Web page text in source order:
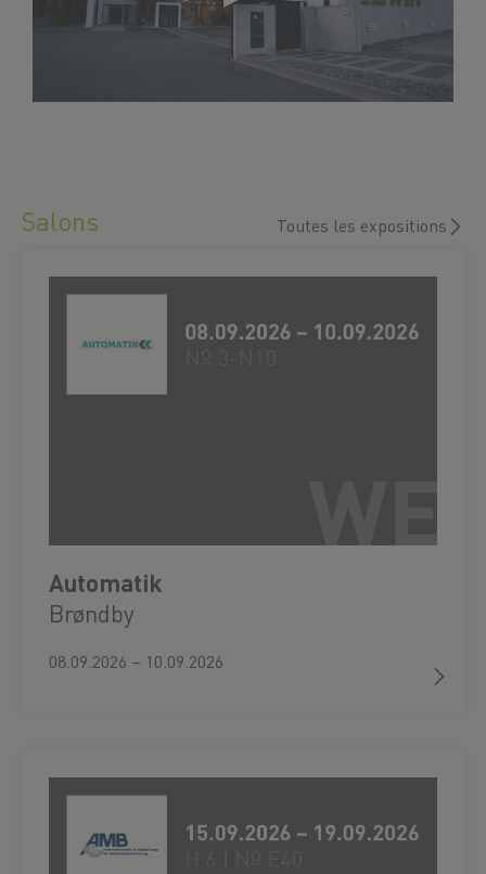
Salons Toutes les expositions
Automatik
Brøndby
08.09.2026 – 10.09.2026